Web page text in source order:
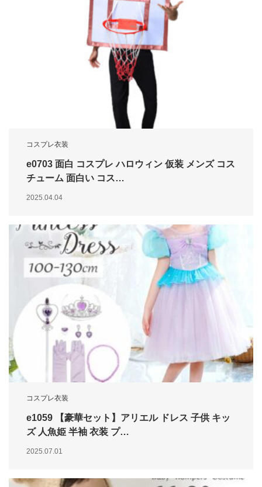
コスプレ衣装
e0703 面白 コスプレ ハロウィン 仮装 メンズ コス
チューム 面白い コス…
2025.04.04
コスプレ衣装
e1059 【豪華セット】アリエル ドレス 子供 キッ
ズ 人魚姫 半袖 衣装 プ…
2025.07.01